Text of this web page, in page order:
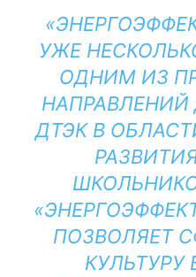
УЖЕ
ОДНИМ ИЗ
НАПРАВЛЕНИЙ
ДТЭК В
ПОЗВОЛЯЕТ
КУЛЬТУРУ